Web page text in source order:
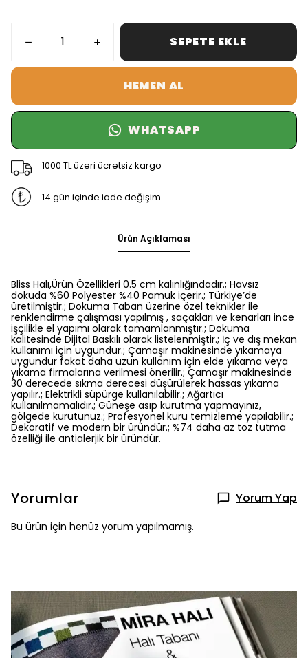
SEPETE EKLE
HEMEN AL
WHATSAPP
1000 TL üzeri ücretsiz kargo
14 gün içinde iade değişim
Ürün Açıklaması
Bliss Halı,Ürün Özellikleri 0.5 cm kalınlığındadır.; Havsız
dokuda %60 Polyester %40 Pamuk içerir.; Türkiye’de
üretilmiştir.; Dokuma Taban üzerine özel teknikler ile
renklendirme çalışması yapılmış , saçakları ve kenarları ince
işçilikle el yapımı olarak tamamlanmıştır.; Dokuma
kalitesinde Dijital Baskılı olarak listelenmiştir.; İç ve dış mekan
kullanımı için uygundur.; Çamaşır makinesinde yıkamaya
uygundur fakat daha uzun kullanım için elde yıkama veya
yıkama firmalarına verilmesi önerilir.; Çamaşır makinesinde
30 derecede sıkma derecesi düşürülerek hassas yıkama
yapılır.; Elektrikli süpürge kullanılabilir.; Ağartıcı
kullanılmamalıdır.; Güneşe asıp kurutma yapmayınız,
gölgede kurutunuz.; Profesyonel kuru temizleme yapılabilir.;
Dekoratif ve modern bir üründür.; %74 daha az toz tutma
özelliği ile antialerjik bir üründür.
Yorumlar Yorum Yap
Bu ürün için henüz yorum yapılmamış.